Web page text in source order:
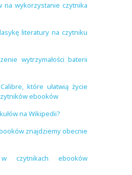
na wykorzystanie czytnika
literatury na czytniku
wytrzymałości baterii
które ułatwią życie
ebooków
na Wikipedii?
znajdziemy obecnie
czytnikach ebooków